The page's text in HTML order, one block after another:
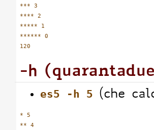
*** 3
**** 2
***** 1
****** 0
-h
es5 -h 5 (che
* 5
** 4